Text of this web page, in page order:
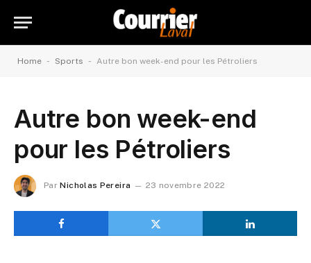
Home - Sports - Autre bon week-end pour les Pétroliers
Autre bon week-end
pour les Pétroliers
Par Nicholas Pereira 23 novembre 2022